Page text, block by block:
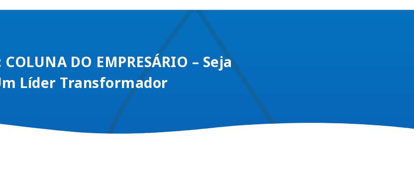
DO EMPRESÁRIO – Seja
Líder Transformador